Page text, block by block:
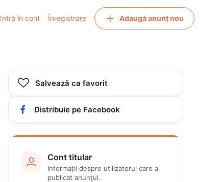
 Salvează ca favorit
 Distribuie pe Facebook
 Cont titular
Informații despre utilizatorul care a
publicat anunțul.
Intră în cont Înregistrare  Adaugă anunț nou